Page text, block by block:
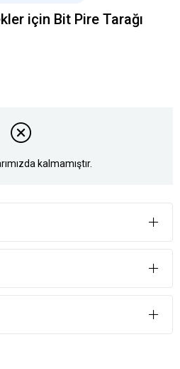
için Bit Pire Tarağı
kalmamıştır.